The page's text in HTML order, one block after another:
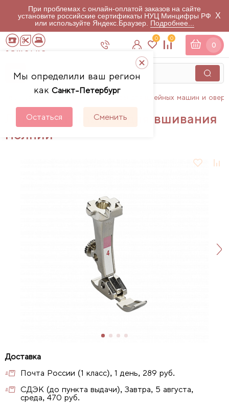
При проблемах с онлайн-оплатой заказов на сайте
установите российские сертификаты НУЦ Минцифры РФ
или используйте Яндекс.Браузер. Подробнее...
X
Мы определили ваш регион
как Санкт-Петербург
Остаться Сменить
0 0
0
Аксессуары для швейных машин и
Лапка Bernina # 4 для вшивания
молнии
Почта России (1 класс), 1 день, 289 руб.
СДЭК (до пункта выдачи), Завтра, 5 августа,
среда, 470 руб.